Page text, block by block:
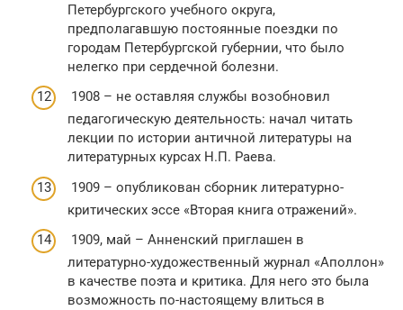
Петербургского учебного округа,
предполагавшую постоянные поездки по
городам Петербургской губернии, что было
нелегко при сердечной болезни.
1908 – не оставляя службы возобновил
педагогическую деятельность: начал читать
лекции по истории античной литературы на
литературных курсах Н.П. Раева.
1909 – опубликован сборник литературно-
критических эссе «Вторая книга отражений».
1909, май – Анненский приглашен в
литературно-художественный журнал «Аполлон»
в качестве поэта и критика. Для него это была
возможность по-настоящему влиться в